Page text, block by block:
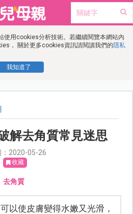
使用cookies分析技術。若繼續閱覽本網站內
， 關於更多cookies資訊請閱讀我們的隱私
我知道了
解去角質常見迷思
：2020-05-26
收藏
去角質
以使皮膚變得水嫩又光滑，